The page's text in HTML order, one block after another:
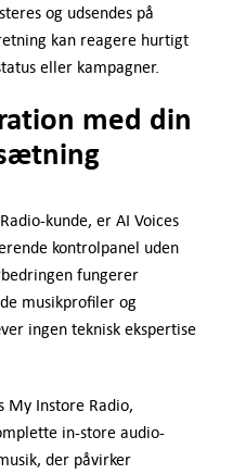
og udsendes på
kan reagere hurtigt
eller kampagner.
med din
kunde, er AI Voices
kontrolpanel uden
fungerer
musikprofiler og
ingen teknisk ekspertise
My Instore Radio,
in-store audio-
der påvirker